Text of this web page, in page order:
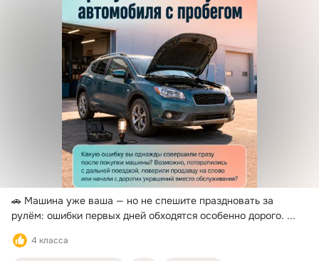
🚗 Машина уже ваша — но не спешите праздновать за
рулём: ошибки первых дней обходятся особенно дорого. ...
4 класса